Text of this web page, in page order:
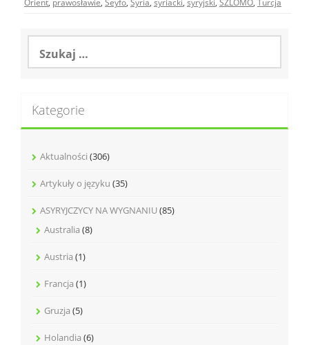
Orient, prawosławie, Seyfo, Syria, syriacki, syryjski, SZLOMO, Turcja
Kategorie
Aktualności (306)
Artykuły o języku (35)
ASYRYJCZYCY NA WYGNANIU(85)
Australia (8)
Austria (1)
Francja (1)
Gruzja (5)
Holandia (6)